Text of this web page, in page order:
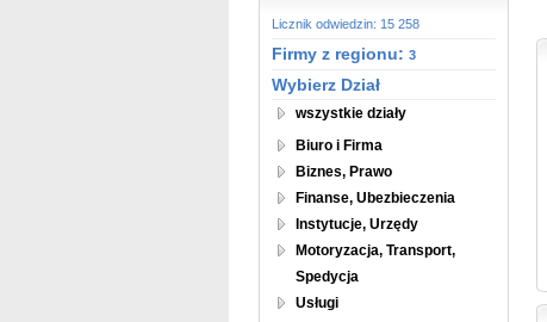
Licznik odwiedzin: 15 258
Firmy z regionu: 3
Wybierz Dział
wszystkie działy
Biuro i Firma
Biznes, Prawo
Finanse, Ubezbieczenia
Instytucje, Urzędy
Motoryzacja, Transport,
Spedycja
Usługi